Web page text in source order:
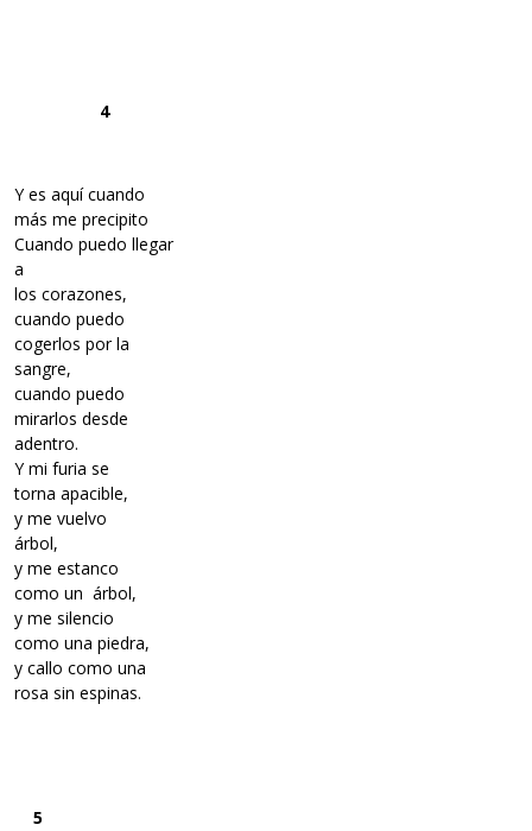
4
Y es aquí cuando
más me precipito
Cuando puedo llegar
a
los corazones,
cuando puedo
cogerlos por la
sangre,
cuando puedo
mirarlos desde
adentro.
Y mi furia se
torna apacible,
y me vuelvo
árbol,
y me estanco
como un árbol,
y me silencio
como una piedra,
y callo como una
rosa sin espinas.
5